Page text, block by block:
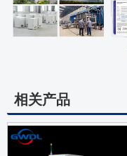
相关产品